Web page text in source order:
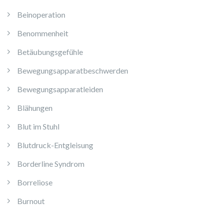
Beinoperation
Benommenheit
Betäubungsgefühle
Bewegungsapparatbeschwerden
Bewegungsapparatleiden
Blähungen
Blut im Stuhl
Blutdruck-Entgleisung
Borderline Syndrom
Borreliose
Burnout